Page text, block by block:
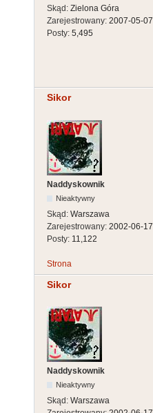
Skąd: Zielona Góra
Zarejestrowany: 2007-05-07
Posty: 5,495
Sikor
Naddyskownik
Nieaktywny
Skąd: Warszawa
Zarejestrowany: 2002-06-17
Posty: 11,122
Strona
Sikor
Naddyskownik
Nieaktywny
Skąd: Warszawa